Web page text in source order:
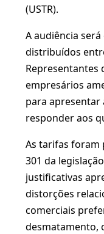
(USTR).
A audiência
distribuídos
Representantes
empresários
para
responder aos
As tarifas foram
301 da
justificativas
distorções
comerciais
desmatamento,